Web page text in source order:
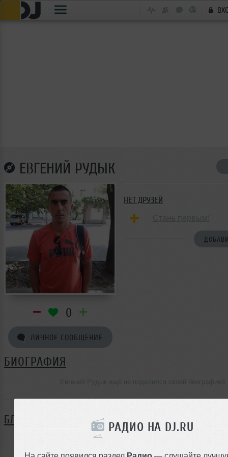
РАДИО НА DJ.RU
На сайте появился раздел Радио — слушайте
ЕВГЕНИЙ РУДЫК
0
ЛИЧНОЕ СООБЩЕНИЕ
НЕТ ДРУЗЕЙ
БИОГРАФИЯ
БЛОГ